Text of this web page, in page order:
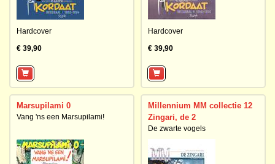
Hardcover
€ 39,90
Hardcover
€ 39,90
Marsupilami 0
Vang 'ns een Marsupilami!
Millennium MM collectie 12
Zingari, de 2
De zwarte vogels